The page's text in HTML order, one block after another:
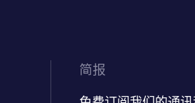
简报